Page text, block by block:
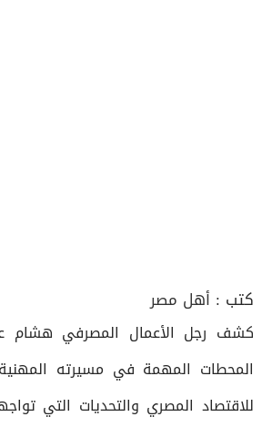
كتب : أهل مصر
كشف رجل الأعمال المصرفي هشام
المحطات المهمة في مسيرته
للاقتصاد المصري والتحديات التي